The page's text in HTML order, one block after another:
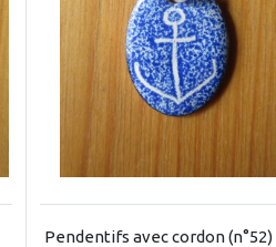
Pendentifs avec cordon (n°52)